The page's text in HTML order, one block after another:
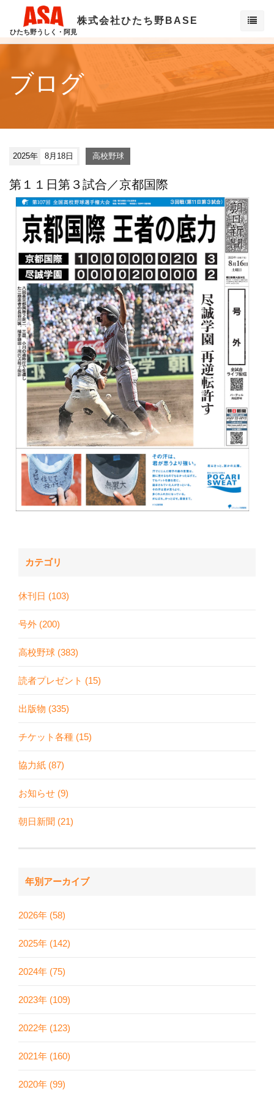
ひたち野うしく・阿見
株式会社ひたち野BASE
ブログ
2025年 8月18日 高校野球
第１１日第３試合／京都国際
カテゴリ
休刊日 (103)
号外 (200)
高校野球 (383)
読者プレゼント (15)
出版物 (335)
チケット各種 (15)
協力紙 (87)
お知らせ (9)
朝日新聞 (21)
年別アーカイブ
2026年 (58)
2025年 (142)
2024年 (75)
2023年 (109)
2022年 (123)
2021年 (160)
2020年 (99)